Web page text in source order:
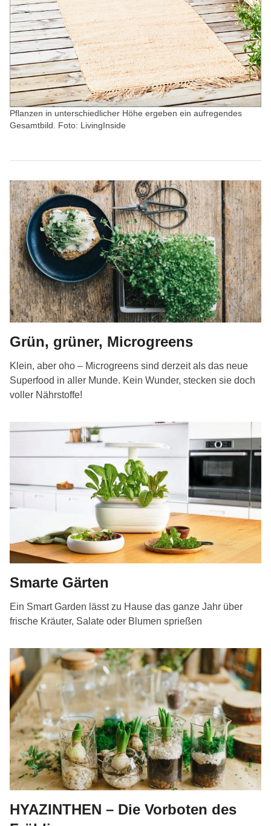
Pflanzen in unterschiedlicher Höhe ergeben ein aufregendes
Gesamtbild. Foto: LivingInside
Grün, grüner, Microgreens
Klein, aber oho – Microgreens sind derzeit als das neue
Superfood in aller Munde. Kein Wunder, stecken sie doch
voller Nährstoffe!
Smarte Gärten
Ein Smart Garden lässt zu Hause das ganze Jahr über
frische Kräuter, Salate oder Blumen sprießen
HYAZINTHEN – Die Vorboten des